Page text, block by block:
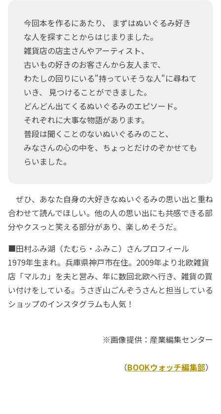
今回本を作るにあたり、 まずはぬいぐるみ好き
な人を探すことからはじまりました。
雑貨店の店主さんやアーティスト、
古いもの好きのお客さんから友人まで、
わたしの回りにいる"持っていそうな人"に尋ねて
いき、 見つけることができました。
どんどん出てくるぬいぐるみのエピソード。
それぞれに大事な物語があります。
普段は聞くことのないぬいぐるみのこと、
みなさんの心の中を、ちょっとだけのぞかせても
らいました。
ぜひ、あなた自身の大好きなぬいぐるみの思い出と重ね
合わせて読んでほしい。他の人の思い出にも共感できる部
分やクスっと笑える部分があり、楽しめそうだ。
■田村ふみ湖（たむら・ふみこ）さんプロフィール
1979年生まれ。兵庫県神戸市在住。2009年より北欧雑貨
店「マルカ」を夫と営み、年に数回北欧へ行き、雑貨の買
い付けをしている。うさぎ山ごんぞうさんと担当している
ショップのインスタグラムも人気！
※画像提供：産業編集センター
（BOOKウォッチ編集部）